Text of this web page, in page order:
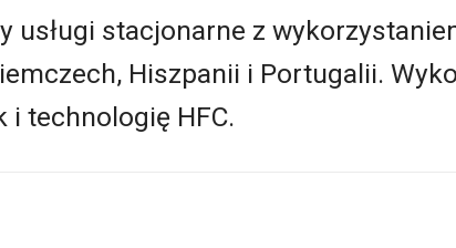
usługi stacjonarne z
Hiszpanii i Portugalii.
i technologię HFC.